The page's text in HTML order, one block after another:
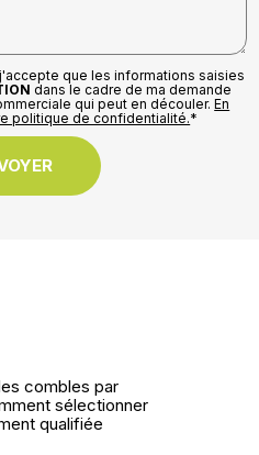
que les informations saisies
dans le cadre de ma demande
qui peut en découler.En
politique de confidentialité.*
combles par
sélectionner
qualifiée